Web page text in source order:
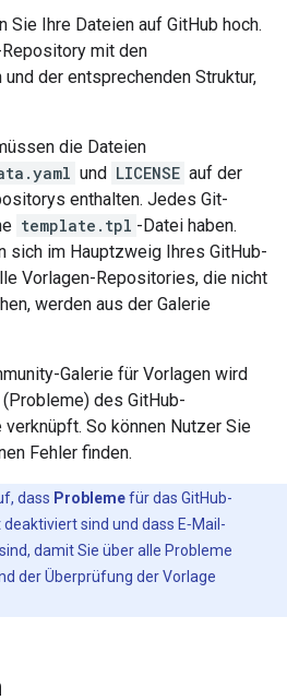
Sie Ihre Dateien auf GitHub hoch.
mit den
der entsprechenden Struktur,
die Dateien
und LICENSE auf der
enthalten. Jedes Git-
template.tpl -Datei haben.
sich im Hauptzweig Ihres GitHub-
Vorlagen-Repositories, die nicht
werden aus der Galerie
Galerie für Vorlagen wird
(Probleme) des GitHub-
So können Nutzer Sie
Fehler finden.
dass Problemefür das GitHub-
sind und dass E‑Mail-
damit Sie über alle Probleme
der Überprüfung der Vorlage